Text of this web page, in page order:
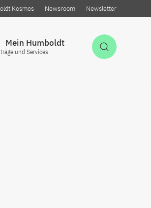
Kosmos Newsroom Newsletter
Mein Humboldt
und Services